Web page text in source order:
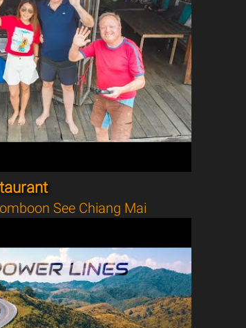
See Chiang Mai